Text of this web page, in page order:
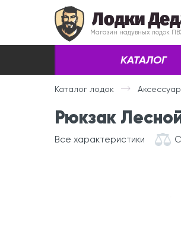
Лодки
Магазин надувных лодок
КАТАЛОГ
Каталог лодок
Рюкзак
Все характеристики